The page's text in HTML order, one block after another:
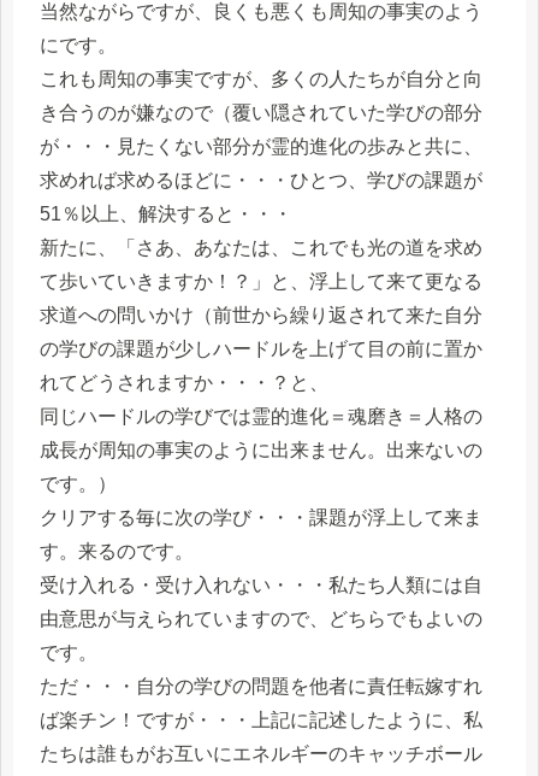
当然ながらですが、良くも悪くも周知の事実のよう
にです。
これも周知の事実ですが、多くの人たちが自分と向
き合うのが嫌なので（覆い隠されていた学びの部分
が・・・見たくない部分が霊的進化の歩みと共に、
求めれば求めるほどに・・・ひとつ、学びの課題が
51％以上、解決すると・・・
新たに、「さあ、あなたは、これでも光の道を求め
て歩いていきますか！？」と、浮上して来て更なる
求道への問いかけ（前世から繰り返されて来た自分
の学びの課題が少しハードルを上げて目の前に置か
れてどうされますか・・・？と、
同じハードルの学びでは霊的進化＝魂磨き＝人格の
成長が周知の事実のように出来ません。出来ないの
です。）
クリアする毎に次の学び・・・課題が浮上して来ま
す。来るのです。
受け入れる・受け入れない・・・私たち人類には自
由意思が与えられていますので、どちらでもよいの
です。
ただ・・・自分の学びの問題を他者に責任転嫁すれ
ば楽チン！ですが・・・上記に記述したように、私
たちは誰もがお互いにエネルギーのキャッチボール